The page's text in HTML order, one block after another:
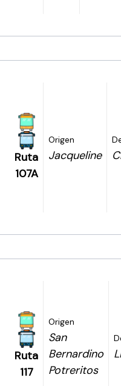
Ruta
107A
Origen
Jacqueline
Ruta
117
Origen
San
Bernardino
Potreritos